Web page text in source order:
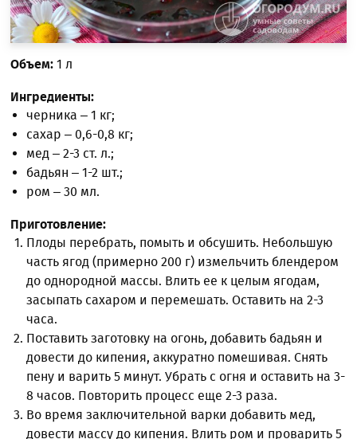
Объем: 1 л
Ингредиенты:
черника – 1 кг;
сахар – 0,6-0,8 кг;
мед – 2-3 ст. л.;
бадьян – 1-2 шт.;
ром – 30 мл.
Приготовление:
Плоды перебрать, помыть и обсушить. Небольшую
часть ягод (примерно 200 г) измельчить блендером
до однородной массы. Влить ее к целым ягодам,
засыпать сахаром и перемешать. Оставить на 2-3
часа.
Поставить заготовку на огонь, добавить бадьян и
довести до кипения, аккуратно помешивая. Снять
пену и варить 5 минут. Убрать с огня и оставить на 3-
8 часов. Повторить процесс еще 2-3 раза.
Во время заключительной варки добавить мед,
довести массу до кипения. Влить ром и проварить 5